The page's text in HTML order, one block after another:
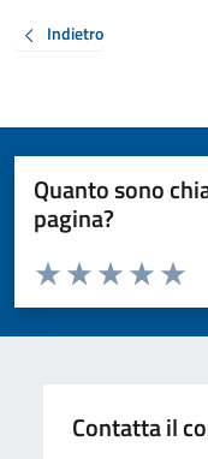
Indietro
Quanto sono
pagina?
Valuta da 1 a 5 stelle la
Valuta 4
Valuta 3
Valuta 2 stelle
Valuta 1 stelle su 5
Contatta il